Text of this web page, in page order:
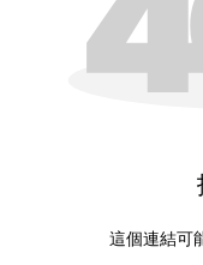
這個連結可